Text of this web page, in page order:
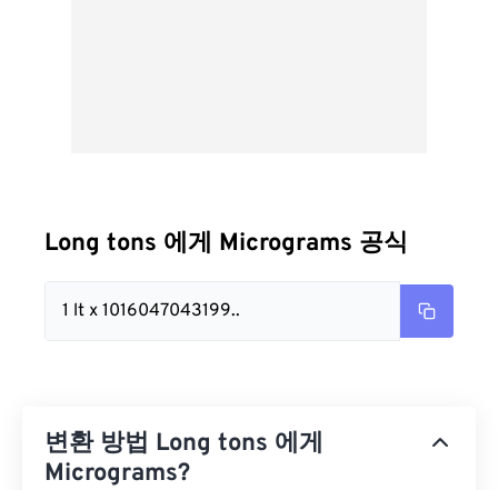
Long tons 에게 Micrograms 공식
1 lt x 1016047043199..
변환 방법 Long tons 에게
Micrograms?